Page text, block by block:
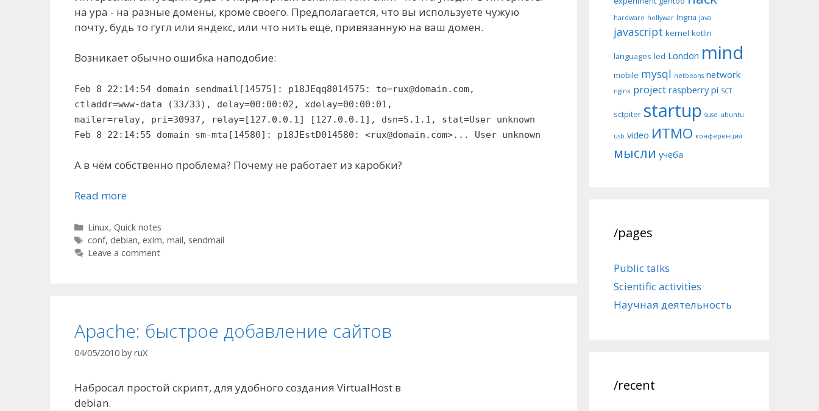
на ура - на разные домены, кроме своего. Предполагается, что вы используете чужую
почту, будь то гугл или яндекс, или что нить ещё, привязанную на ваш домен.
Возникает обычно ошибка наподобие:
Feb 8 22:14:54 domain sendmail[14575]: p18JEqq8014575: to=rux@domain.com,
ctladdr=www-data (33/33), delay=00:00:02, xdelay=00:00:01,
mailer=relay, pri=30937, relay=[127.0.0.1] [127.0.0.1], dsn=5.1.1, stat=User unknown
Feb 8 22:14:55 domain sm-mta[14580]: p18JEstD014580: <rux@domain.com>... User unknown
А в чём собственно проблема? Почему не работает из каробки?
Read more
Categories
Linux, Quick notes
Tags
conf, debian, exim, mail, sendmail
Leave a comment
Apache: быстрое добавление сайтов
04/05/2010 by ruX
Набросал простой скрипт, для удобного создания VirtualHost в
debian.
hardware hollywar Ingria java
javascript kernel kotlin
languages led London mind
mobile mysql netbeans network
nginx project raspberry pi SCT
sctpiter startup suse ubuntu
usb video ИТМО конференция
мысли учёба
/pages
Public talks
Scientific activities
Научная деятельность
/recent